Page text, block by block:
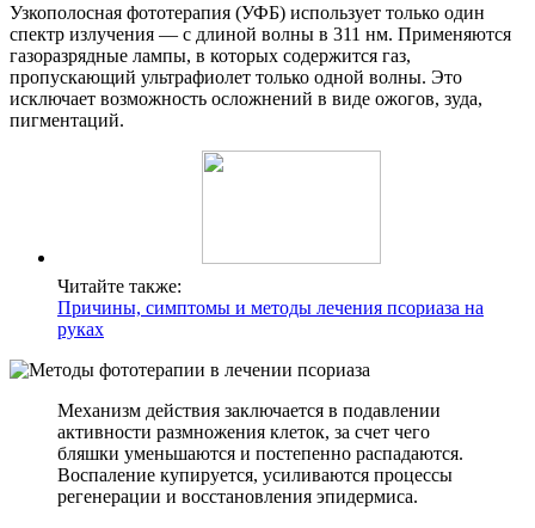
Узкополосная фототерапия (УФБ) использует только один
спектр излучения — с длиной волны в 311 нм. Применяются
газоразрядные лампы, в которых содержится газ,
пропускающий ультрафиолет только одной волны. Это
исключает возможность осложнений в виде ожогов, зуда,
пигментаций.
Читайте также:
Причины, симптомы и методы лечения псориаза на
руках
Механизм действия заключается в подавлении
активности размножения клеток, за счет чего
бляшки уменьшаются и постепенно распадаются.
Воспаление купируется, усиливаются процессы
регенерации и восстановления эпидермиса.